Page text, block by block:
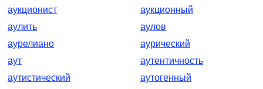
аукционист
аукционный
аулить
аулов
аурелиано
аурический
аут
аутентичность
аутистический
аутогенный